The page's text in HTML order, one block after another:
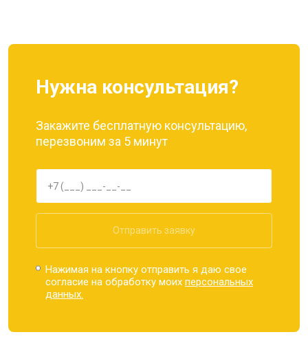
Нужна консультация?
Закажите бесплатную консультацию,
перезвоним за 5 минут
Отправить заявку
Нажимая на кнопку отправить я даю свое
согласие на обработку моихперсональных
данных.